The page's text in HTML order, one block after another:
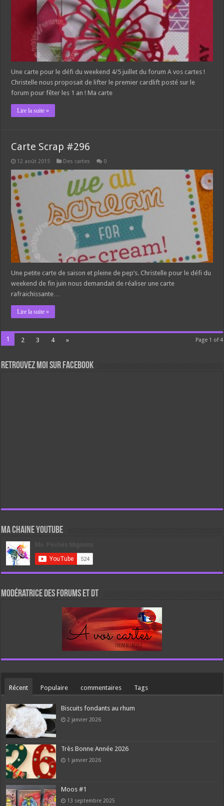
Une carte pour le défi du weekend 4/5 juillet du forum A vos cartes !
Christelle nous proposait de lifter le premier cardlift posté sur le
forum pour fêter les 1 an ! Ma carte
Lire la suite »
Carte Scrap #296
12 août 2015 Des cartes 0
Une petite carte de saison et pleine de pep’s. Christelle pour le défi du
weekend de fin juin nous demandait de réaliser une carte
rafraichissante…
Lire la suite »
Page 1 of 4
1 2 3 4 »
Retrouvez moi sur Facebook
Ma chaine Youtube
Modératrice des forums et DT
Récent Populaire commentaires Tags
Biscuits fondants au rhum
2 janvier 2026
Très Bonne Année 2026
1 janvier 2026
Moos #1
13 septembre 2025